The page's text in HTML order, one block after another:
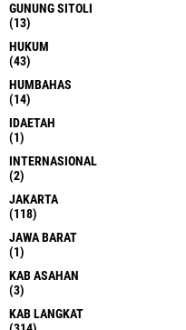
GUNUNG SITOLI
(13)
HUKUM
(43)
HUMBAHAS
(14)
IDAETAH
(1)
INTERNASIONAL
(2)
JAKARTA
(118)
JAWA BARAT
(1)
KAB ASAHAN
(3)
KAB LANGKAT